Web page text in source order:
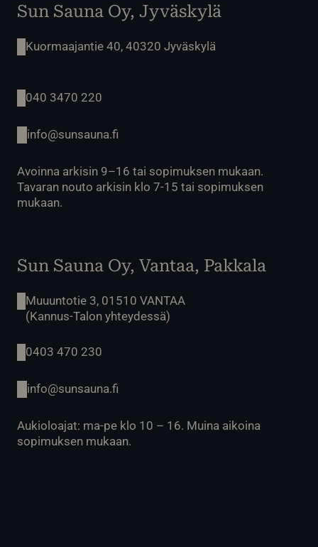
Sun Sauna Oy, Jyväskylä
Kuormaajantie 40, 40320 Jyväskylä
040 3470 220
info@sunsauna.fi
Avoinna arkisin 9–16 tai sopimuksen mukaan.
Tavaran nouto arkisin klo 7-15 tai sopimuksen
mukaan.
Sun Sauna Oy, Vantaa, Pakkala
Muuuntotie 3, 01510 VANTAA
(Kannus-Talon yhteydessä)
0403 470 230
info@sunsauna.fi
Aukioloajat: ma-pe klo 10 – 16. Muina aikoina
sopimuksen mukaan.